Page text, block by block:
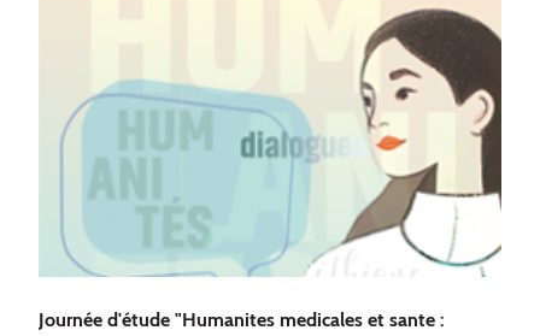
Journée d'étude "Humanites medicales et sante :